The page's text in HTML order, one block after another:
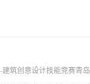
筑创意设计技能竞赛青